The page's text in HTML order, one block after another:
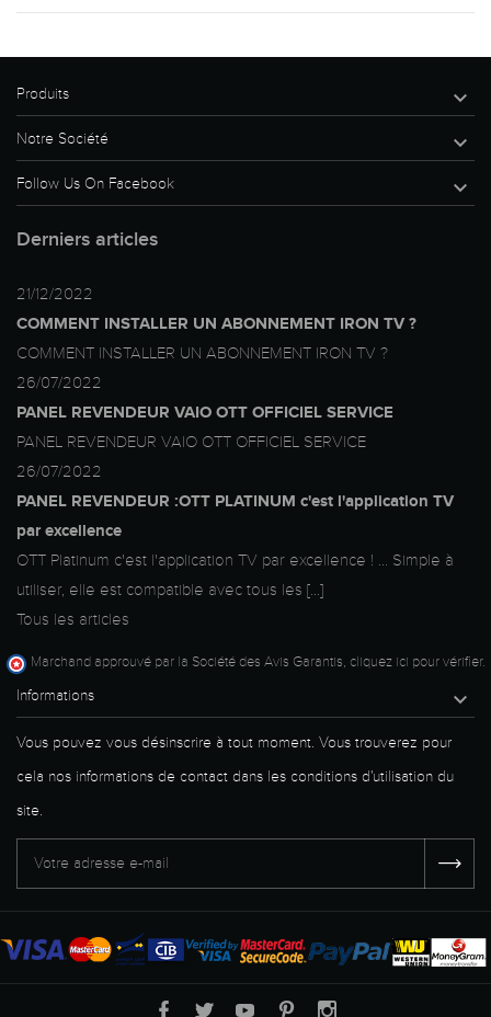
Informations 
Vous pouvez vous désinscrire à tout moment. Vous trouverez pour
cela nos informations de contact dans les conditions d'utilisation du
site.
Produits 
Notre Société 
Follow Us On Facebook 
Derniers articles
21/12/2022
COMMENT INSTALLER UN ABONNEMENT IRON TV ?
COMMENT INSTALLER UN ABONNEMENT IRON TV ?
26/07/2022
PANEL REVENDEUR VAIO OTT OFFICIEL SERVICE
PANEL REVENDEUR VAIO OTT OFFICIEL SERVICE
26/07/2022
PANEL REVENDEUR :OTT PLATINUM c'est l'application TV
par excellence
OTT Platinum c'est l'application TV par excellence ! ... Simple à
utiliser, elle est compatible avec tous les [...]
Tous les articles
Marchand approuvé par la Société des Avis Garantis, cliquez ici pour vérifier.